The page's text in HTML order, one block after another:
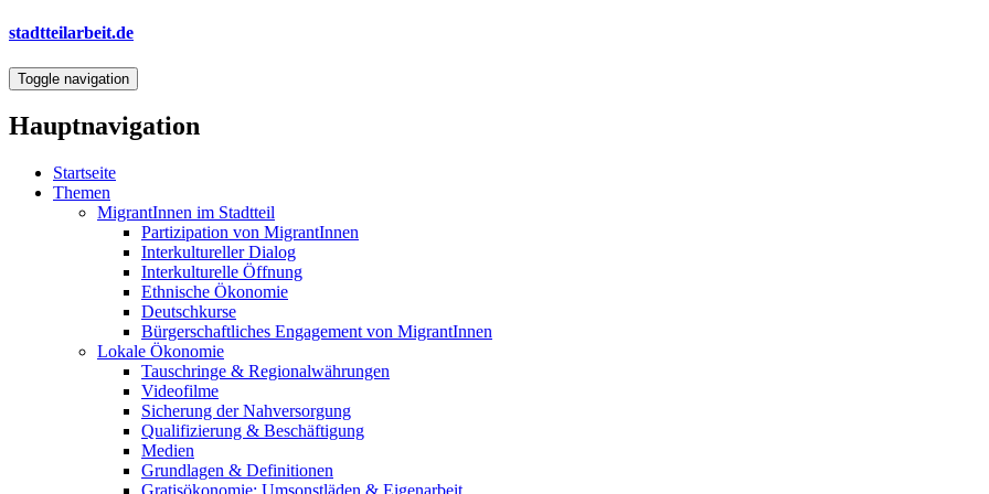
Direkt
Inhalt
stadtteilarbeit.de
Toggle navigation
Hauptnavigation
Startseite
Themen
MigrantInnen im Stadtteil
Partizipation von MigrantInnen
Interkultureller Dialog
Interkulturelle Öffnung
Ethnische Ökonomie
Deutschkurse
Bürgerschaftliches Engagement von MigrantInnen
Lokale Ökonomie
Tauschringe & Regionalwährungen
Videofilme
Sicherung der Nahversorgung
Qualifizierung & Beschäftigung
Medien
Grundlagen & Definitionen